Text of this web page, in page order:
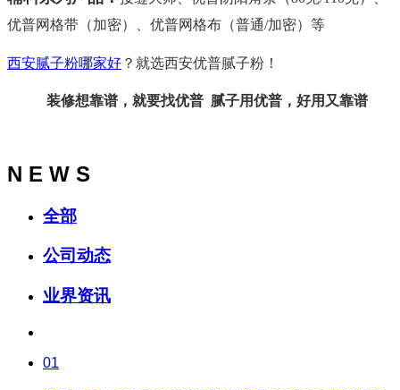
优普网格带（加密）、优普网格布（普通/加密）等
西安腻子粉哪家好 ？就选西安优普腻子粉！
装修想靠谱，就要找优普 腻子用优普，好用又靠谱
N E W S
全部
公司动态
业界资讯
01